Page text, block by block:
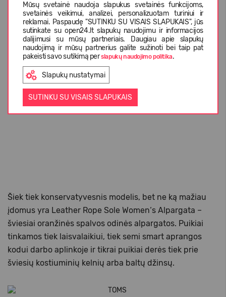
Mūsų svetainė naudoja slapukus svetainės funkcijoms,
svetainės veikimui, analizei, personalizuotam turiniui ir
reklamai. Paspaudę "SUTINKU SU VISAIS SLAPUKAIS", jūs
sutinkate su open24.lt slapukų naudojimu ir informacijos
dalijimusi su mūsų partneriais. Daugiau apie slapukų
naudojimą ir mūsų partnerius galite sužinoti bei taip pat
pakeisti savo sutikimą perslapukų naudojimo politika.
Slapukų nustatymai
SUTINKU SU VISAIS SLAPUKAIS
Šiek tiek konservatyvesnis modelis, bet ne ką mažiau
įdomus yra Leather Rope Sole Women‘s Alpargata –
šviesiai oranžinės spalvos odinės alpargatos. Puikiai
tinkamos tiek laisvalaikiui, tiek semi smart aprangos
kodui darbo aplinkoje ir tikrai puikiai derės tiek prie
šviesių kostiuminių kelnių arba baltų džinsų.